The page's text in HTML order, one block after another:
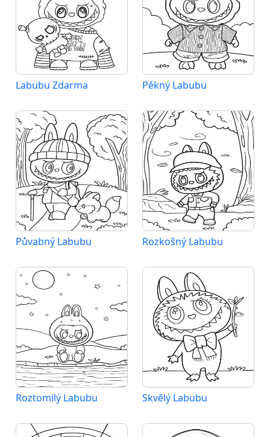
Labubu Zdarma Pěkný Labubu
Půvabný Labubu Rozkošný Labubu
Roztomilý Labubu Skvělý Labubu